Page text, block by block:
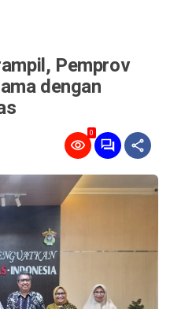
Pemprov
dengan
0